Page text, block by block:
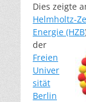
Dies zeigte
Helmholtz-
Energie (HZB
der
Freien
Univer
sität
Berlin